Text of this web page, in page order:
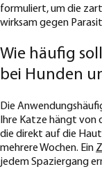
formuliert, um die
wirksam gegen
Wie häufig
bei Hunden
Die
Ihre Katze hängt von
die direkt auf die
mehrere Wochen. Ein
jedem Spaziergang